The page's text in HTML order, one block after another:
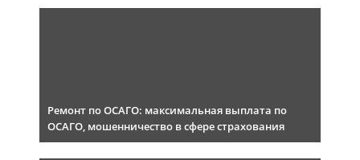
Ремонт по ОСАГО: максимальная выплата по
ОСАГО, мошенничество в сфере страхования